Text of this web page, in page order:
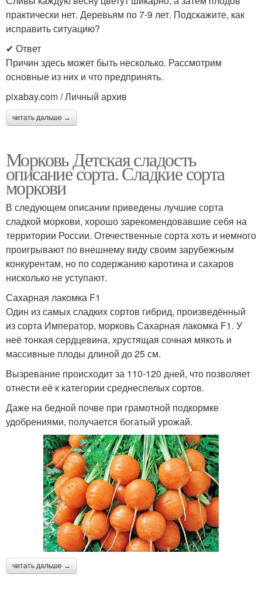
практически нет. Деревьям по 7-9 лет. Подскажите, как
исправить ситуацию?
✔ Ответ
Причин здесь может быть несколько. Рассмотрим
основные из них и что предпринять.
pixabay.com / Личный архив
читать дальше →
Морковь Детская сладость
описание сорта. Сладкие сорта
моркови
В следующем описании приведены лучшие сорта
сладкой моркови, хорошо зарекомендовавшие себя на
территории России. Отечественные сорта хоть и немного
проигрывают по внешнему виду своим зарубежным
конкурентам, но по содержанию каротина и сахаров
нисколько не уступают.
Сахарная лакомка F1
Один из самых сладких сортов гибрид, произведённый
из сорта Император, морковь Сахарная лакомка F1. У
неё тонкая сердцевина, хрустящая сочная мякоть и
массивные плоды длиной до 25 см.
Вызревание происходит за 110-120 дней, что позволяет
отнести её к категории среднеспелых сортов.
Даже на бедной почве при грамотной подкормке
удобрениями, получается богатый урожай.
читать дальше →